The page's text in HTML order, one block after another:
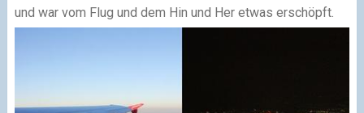
und war vom Flug und dem Hin und Her etwas erschöpft.